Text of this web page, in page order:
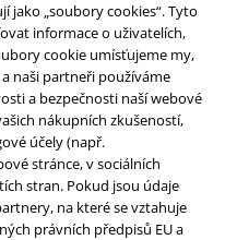
jako „soubory cookies“. Tyto
informace o uživatelích,
cookie umísťujeme my,
naši partneři používáme
a bezpečnosti naší webové
nákupních zkušeností,
účely (např.
stránce, v sociálních
stran. Pokud jsou údaje
na které se vztahuje
právních předpisů EU a